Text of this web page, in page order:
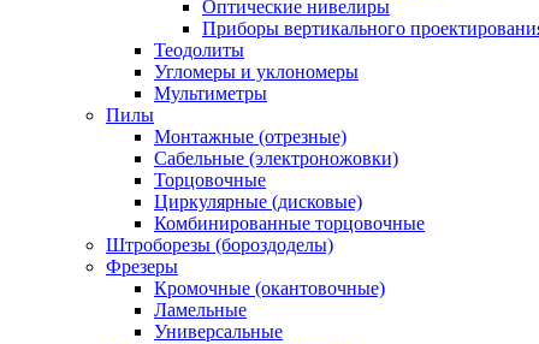
Оптические нивелиры
Приборы вертикального
Теодолиты
Угломеры и уклономеры
Мультиметры
Пилы
Монтажные (отрезные)
Сабельные (электроножовки)
Торцовочные
Циркулярные (дисковые)
Комбинированные торцовочные
Штроборезы (бороздоделы)
Фрезеры
Кромочные (окантовочные)
Ламельные
Универсальные